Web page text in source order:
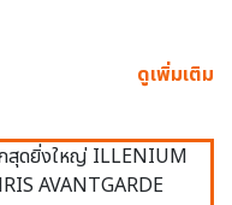
ดูเพิ่มเติม